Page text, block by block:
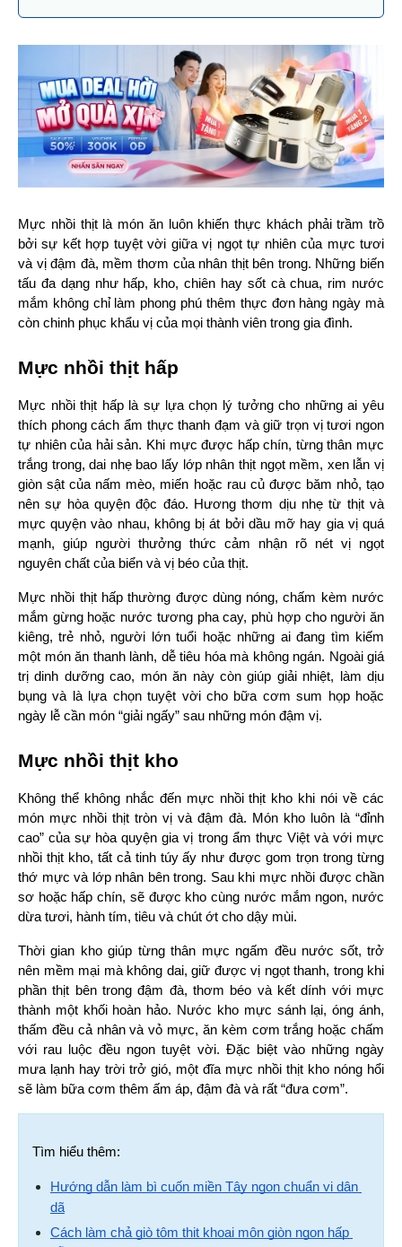
Mực nhồi thịt là món ăn luôn khiến thực khách phải trầm trồ
bởi sự kết hợp tuyệt vời giữa vị ngọt tự nhiên của mực tươi
và vị đậm đà, mềm thơm của nhân thịt bên trong. Những biến
tấu đa dạng như hấp, kho, chiên hay sốt cà chua, rim nước
mắm không chỉ làm phong phú thêm thực đơn hàng ngày mà
còn chinh phục khẩu vị của mọi thành viên trong gia đình.
Mực nhồi thịt hấp
Mực nhồi thịt hấp là sự lựa chọn lý tưởng cho những ai yêu
thích phong cách ẩm thực thanh đạm và giữ trọn vị tươi ngon
tự nhiên của hải sản. Khi mực được hấp chín, từng thân mực
trắng trong, dai nhẹ bao lấy lớp nhân thịt ngọt mềm, xen lẫn vị
giòn sật của nấm mèo, miến hoặc rau củ được băm nhỏ, tạo
nên sự hòa quyện độc đáo. Hương thơm dịu nhẹ từ thịt và
mực quyện vào nhau, không bị át bởi dầu mỡ hay gia vị quá
mạnh, giúp người thưởng thức cảm nhận rõ nét vị ngọt
nguyên chất của biển và vị béo của thịt.
Mực nhồi thịt hấp thường được dùng nóng, chấm kèm nước
mắm gừng hoặc nước tương pha cay, phù hợp cho người ăn
kiêng, trẻ nhỏ, người lớn tuổi hoặc những ai đang tìm kiếm
một món ăn thanh lành, dễ tiêu hóa mà không ngán. Ngoài giá
trị dinh dưỡng cao, món ăn này còn giúp giải nhiệt, làm dịu
bụng và là lựa chọn tuyệt vời cho bữa cơm sum họp hoặc
ngày lễ cần món “giải ngấy” sau những món đậm vị.
Mực nhồi thịt kho
Không thể không nhắc đến mực nhồi thịt kho khi nói về các
món mực nhồi thịt tròn vị và đậm đà. Món kho luôn là “đỉnh
cao” của sự hòa quyện gia vị trong ẩm thực Việt và với mực
nhồi thịt kho, tất cả tinh túy ấy như được gom trọn trong từng
thớ mực và lớp nhân bên trong. Sau khi mực nhồi được chần
sơ hoặc hấp chín, sẽ được kho cùng nước mắm ngon, nước
dừa tươi, hành tím, tiêu và chút ớt cho dậy mùi.
Thời gian kho giúp từng thân mực ngấm đều nước sốt, trở
nên mềm mại mà không dai, giữ được vị ngọt thanh, trong khi
phần thịt bên trong đậm đà, thơm béo và kết dính với mực
thành một khối hoàn hảo. Nước kho mực sánh lại, óng ánh,
thấm đều cả nhân và vỏ mực, ăn kèm cơm trắng hoặc chấm
với rau luộc đều ngon tuyệt vời. Đặc biệt vào những ngày
mưa lạnh hay trời trở gió, một đĩa mực nhồi thịt kho nóng hổi
sẽ làm bữa cơm thêm ấm áp, đậm đà và rất “đưa cơm”.
Tìm hiểu thêm:
Hướng dẫn làm bì cuốn miền Tây ngon chuẩn vị dân
dã
Cách làm chả giò tôm thịt khoai môn giòn ngon hấp